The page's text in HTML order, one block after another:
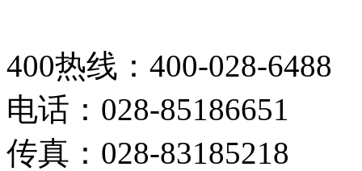
400热线：400-028-6488
电话：028-85186651
传真：028-83185218